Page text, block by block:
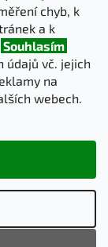
chyb, k
a k
Souhlasím
údajů vč. jejich
na
webech.
o nových